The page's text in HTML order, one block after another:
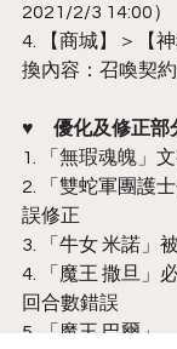
2021/2/3 14:00）
4. 【商城】＞【
換內容：召喚契
♥　優化及修正部
1. 「無瑕魂魄」
2. 「雙蛇軍團護
誤修正
3. 「牛女 米諾」
4. 「魔王 撒旦」
回合數錯誤
5. 「魔王 巴爾」